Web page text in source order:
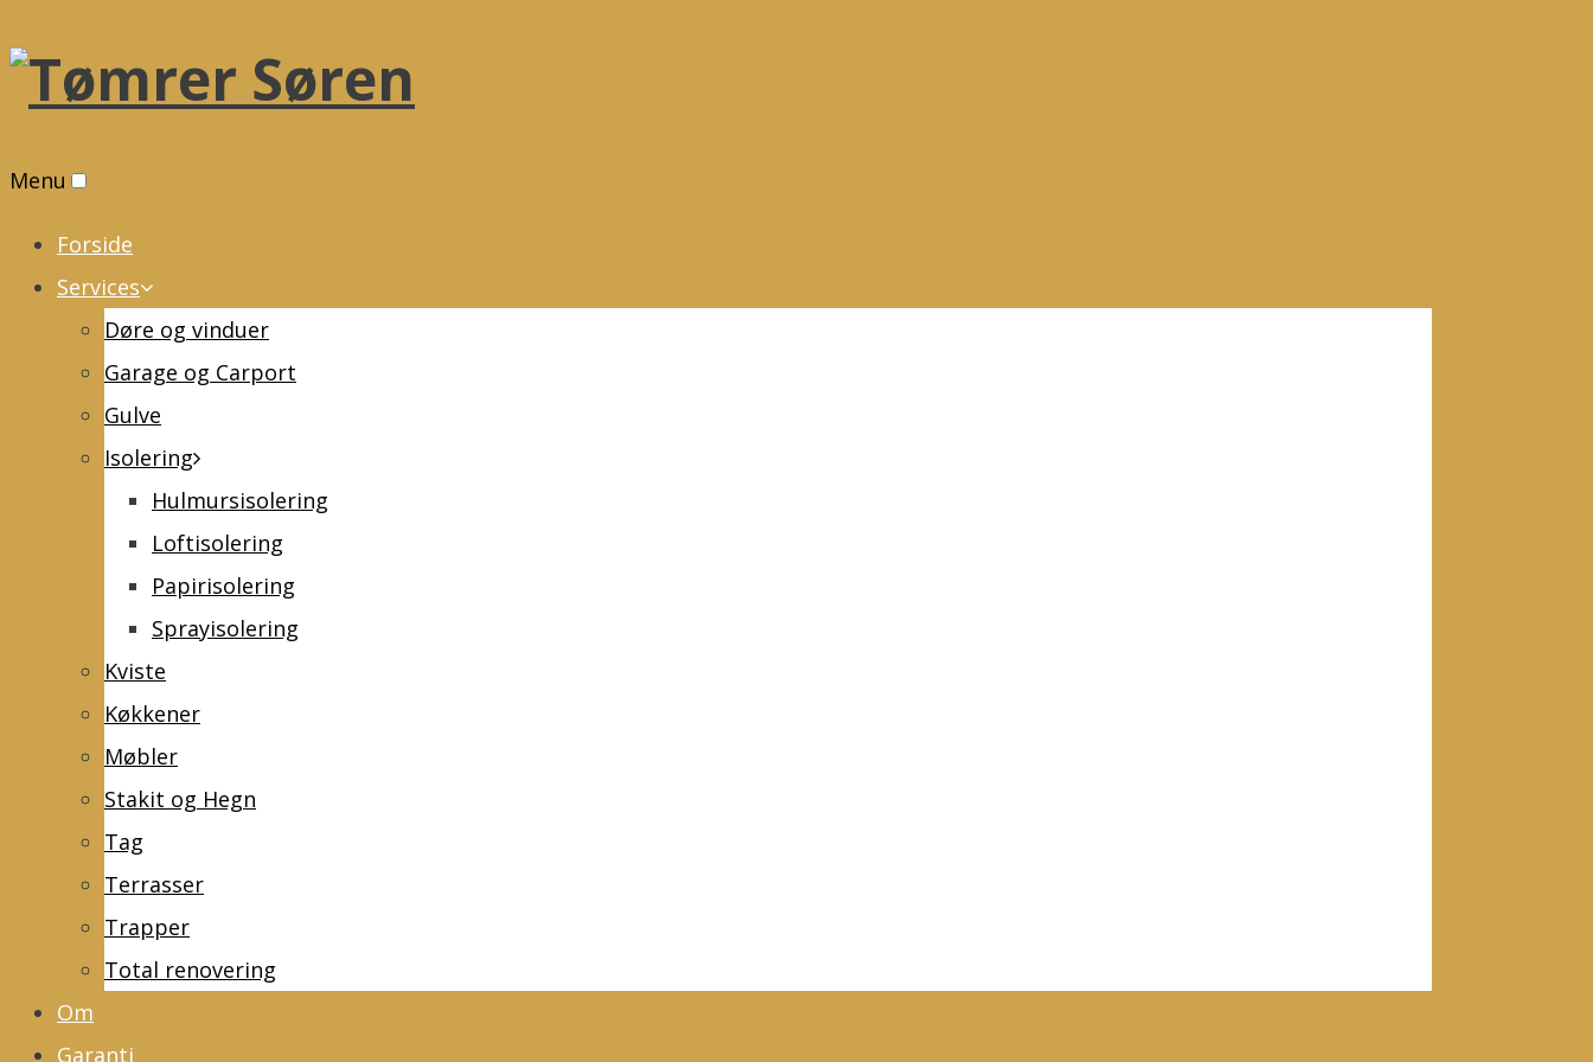
Menu
Forside
Services
Døre og vinduer
Garage og Carport
Gulve
Isolering
Hulmursisolering
Loftisolering
Papirisolering
Sprayisolering
Kviste
Køkkener
Møbler
Stakit og Hegn
Tag
Terrasser
Trapper
Total renovering
Om
Garanti